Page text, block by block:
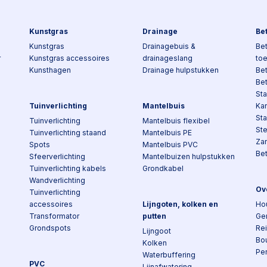
Kunstgras
Kunstgras
Kunstgras accessoires
Kunsthagen
Tuinverlichting
Tuinverlichting
Tuinverlichting staand
Spots
Sfeerverlichting
Tuinverlichting kabels
Wandverlichting
Tuinverlichting
accessoires
Transformator
Grondspots
PVC
Drainage
Drainagebuis &
drainageslang
Drainage hulpstukken
Mantelbuis
Mantelbuis flexibel
Mantelbuis PE
Mantelbuis PVC
Mantelbuizen hulpstukken
Grondkabel
Lijngoten, kolken en
putten
Lijngoot
Kolken
Waterbuffering